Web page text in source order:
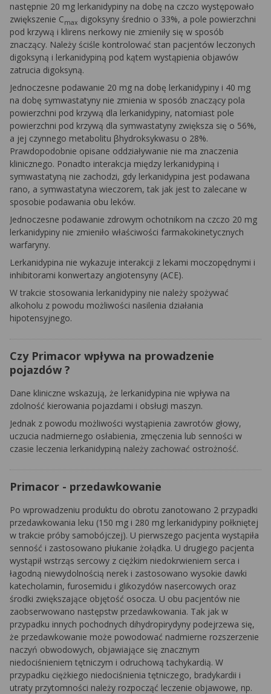
następnie 20 mg lerkanidypiny na dobę na czczo występowało
zwiększenie Cmax digoksyny średnio o 33%, a pole powierzchni
pod krzywą i klirens nerkowy nie zmieniły się w sposób
znaczący. Należy ściśle kontrolować stan pacjentów leczonych
digoksyną i lerkanidypiną pod kątem wystąpienia objawów
zatrucia digoksyną.
Jednoczesne podawanie 20 mg na dobę lerkanidypiny i 40 mg
na dobę symwastatyny nie zmienia w sposób znaczący pola
powierzchni pod krzywą dla lerkanidypiny, natomiast pole
powierzchni pod krzywą dla symwastatyny zwiększa się o 56%,
a jej czynnego metabolitu βhydroksykwasu o 28%.
Prawdopodobnie opisane oddziaływanie nie ma znaczenia
klinicznego. Ponadto interakcja między lerkanidypiną i
symwastatyną nie zachodzi, gdy lerkanidypina jest podawana
rano, a symwastatyna wieczorem, tak jak jest to zalecane w
sposobie podawania obu leków.
Jednoczesne podawanie zdrowym ochotnikom na czczo 20 mg
lerkanidypiny nie zmieniło właściwości farmakokinetycznych
warfaryny.
Lerkanidypina nie wykazuje interakcji z lekami moczopędnymi i
inhibitorami konwertazy angiotensyny (ACE).
W trakcie stosowania lerkanidypiny nie należy spożywać
alkoholu z powodu możliwości nasilenia działania
hipotensyjnego.
Czy Primacor wpływa na prowadzenie
pojazdów ?
Dane kliniczne wskazują, że lerkanidypina nie wpływa na
zdolność kierowania pojazdami i obsługi maszyn.
Jednak z powodu możliwości wystąpienia zawrotów głowy,
uczucia nadmiernego osłabienia, zmęczenia lub senności w
czasie leczenia lerkanidypiną należy zachować ostrożność.
Primacor - przedawkowanie
Po wprowadzeniu produktu do obrotu zanotowano 2 przypadki
przedawkowania leku (150 mg i 280 mg lerkanidypiny połkniętej
w trakcie próby samobójczej). U pierwszego pacjenta wystąpiła
senność i zastosowano płukanie żołądka. U drugiego pacjenta
wystąpił wstrząs sercowy z ciężkim niedokrwieniem serca i
łagodną niewydolnością nerek i zastosowano wysokie dawki
katecholamin, furosemidu i glikozydów nasercowych oraz
środki zwiększające objętość osocza. U obu pacjentów nie
zaobserwowano następstw przedawkowania. Tak jak w
przypadku innych pochodnych dihydropirydyny podejrzewa się,
że przedawkowanie może powodować nadmierne rozszerzenie
naczyń obwodowych, objawiające się znacznym
niedociśnieniem tętniczym i odruchową tachykardią. W
przypadku ciężkiego niedociśnienia tętniczego, bradykardii i
utraty przytomności należy rozpocząć leczenie objawowe, np.